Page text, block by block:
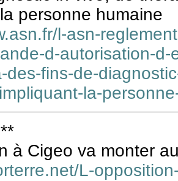
personne humaine
l-asn-
d-autorisation-d-
des-fins-de-
la-
à Cigeo va monter
L-